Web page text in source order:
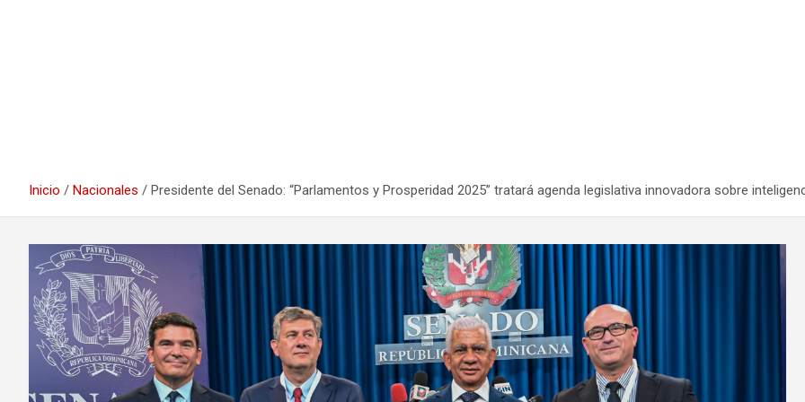
Inicio Nacionales Presidente del Senado: “Parlamentos y Prosperidad 2025” tratará agenda legislativa innovadora sobre